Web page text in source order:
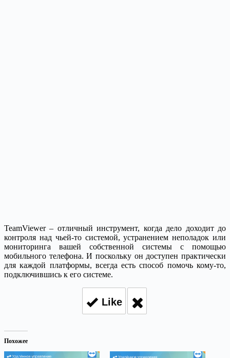
TeamViewer – отличный инструмент, когда дело доходит до
контроля над чьей-то системой, устранением неполадок или
мониторинга вашей собственной системы с помощью
мобильного телефона. И поскольку он доступен практически
для каждой платформы, всегда есть способ помочь кому-то,
подключившись к его системе.
Like
Похожее